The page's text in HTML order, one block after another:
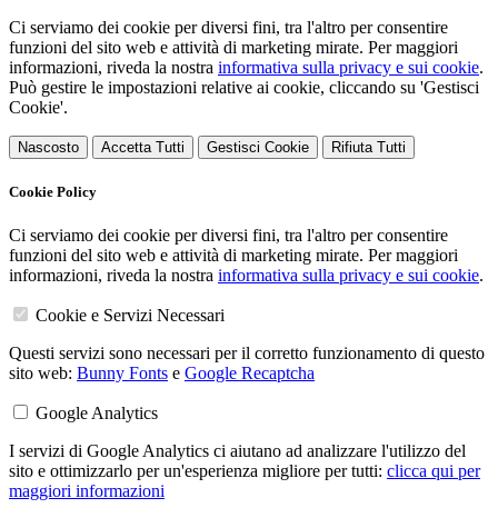
Ci serviamo dei cookie per diversi fini, tra l'altro per consentire
funzioni del sito web e attività di marketing mirate. Per maggiori
informazioni, riveda la nostra informativa sulla privacy e sui cookie.
Può gestire le impostazioni relative ai cookie, cliccando su 'Gestisci
Cookie'.
Nascosto Accetta Tutti Gestisci Cookie Rifiuta Tutti
Cookie Policy
Ci serviamo dei cookie per diversi fini, tra l'altro per consentire
funzioni del sito web e attività di marketing mirate. Per maggiori
informazioni, riveda la nostra informativa sulla privacy e sui cookie.
Cookie e Servizi Necessari
Questi servizi sono necessari per il corretto funzionamento di questo
sito web: Bunny Fonts e Google Recaptcha
Google Analytics
I servizi di Google Analytics ci aiutano ad analizzare l'utilizzo del
sito e ottimizzarlo per un'esperienza migliore per tutti: clicca qui per
maggiori informazioni